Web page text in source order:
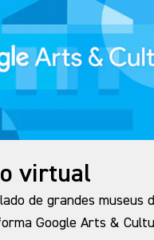
trabalhou como
de Curitiba. Em 1929,
com nanquim
desenhos da paisagem
dedicou-se à
também é
que também
dedicava principalmente
teve seu trabalho
virtual
de grandes museus
Google Arts &